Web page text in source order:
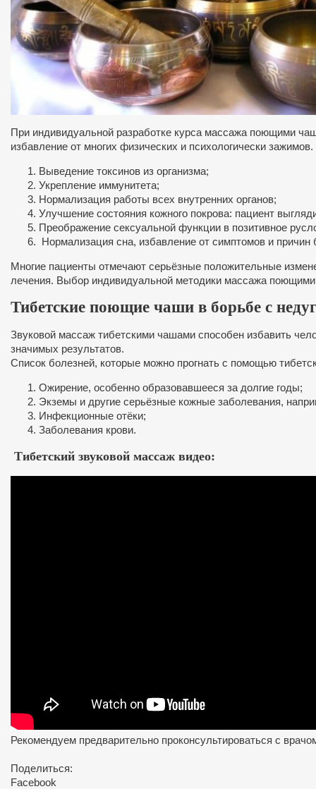
При индивидуальной разработке курса массажа поющими
избавление от многих физических и психологически
Выведение токсинов из организма;
Укрепление иммунитета;
Нормализация работы всех внутренних органов;
Улучшение состояния кожного покрова: пациент
Преображение сексуальной функции в позитивное
Нормализация сна, избавление от симптомов и причин
Многие пациенты отмечают серьёзные положительные
лечения. Выбор индивидуальной методики массажа
Тибетские поющие чаши в борьбе с
Звуковой массаж тибетскими чашами способен избавить
значимых результатов.
Список болезней, которые можно прогнать с помощью
Ожирение, особенно образовавшееся за долгие годы;
Экземы и другие серьёзные кожные заболевания,
Инфекционные отёки;
Заболевания крови.
Тибетский звуковой массаж видео:
Рекомендуем предварительно проконсультироваться с
Поделиться:
Facebook